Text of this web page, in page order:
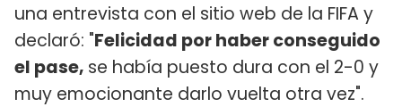
una entrevista con el sitio web de la FIFA y
declaró: "Felicidad por haber conseguido
el pase, se había puesto dura con el 2-0 y
muy emocionante darlo vuelta otra vez".